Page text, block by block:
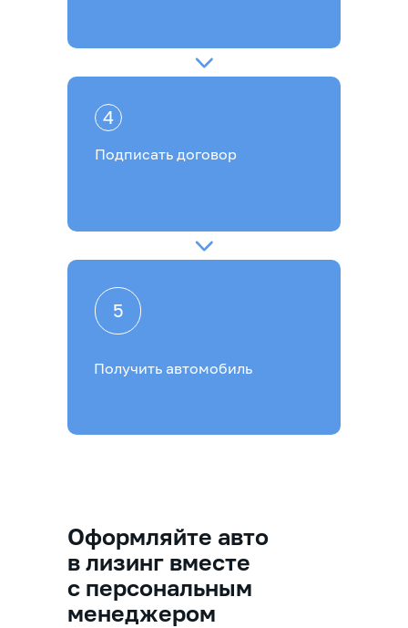
Получить автомобиль
5
Подписать договор
4
Оформляйте авто
в лизинг вместе
с персональным
менеджером